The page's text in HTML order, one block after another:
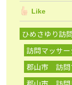
Like
ひめさゆり訪
訪問マッサー
郡山市 訪問